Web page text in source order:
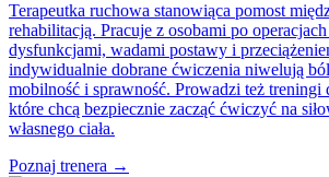
Terapeutka ruchowa stanowiąca pomost
rehabilitacją. Pracuje z osobami po
dysfunkcjami, wadami postawy i
indywidualnie dobrane ćwiczenia niwelują
mobilność i sprawność. Prowadzi też treningi
które chcą bezpiecznie zacząć ćwiczyć na
własnego ciała.
Poznaj trenera →